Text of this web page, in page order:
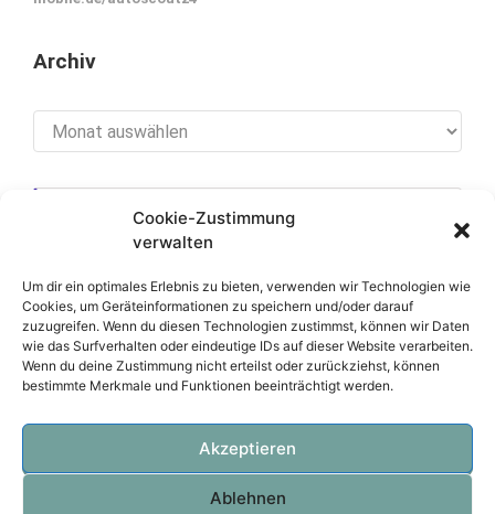
Cookie-Zustimmung
verwalten
Um dir ein optimales Erlebnis zu bieten, verwenden wir Technologien wie
Cookies, um Geräteinformationen zu speichern und/oder darauf
zuzugreifen. Wenn du diesen Technologien zustimmst, können wir Daten
wie das Surfverhalten oder eindeutige IDs auf dieser Website verarbeiten.
Wenn du deine Zustimmung nicht erteilst oder zurückziehst, können
bestimmte Merkmale und Funktionen beeinträchtigt werden.
Akzeptieren
Ablehnen
Archiv
[cookies_revoke]
Über diese Seite
Datenschutzerklärung